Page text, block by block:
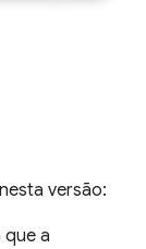
versão:
a